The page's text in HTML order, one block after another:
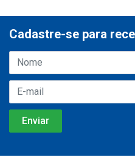
Cadastre-se para